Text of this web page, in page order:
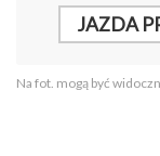
JAZDA
Na fot. mogą być